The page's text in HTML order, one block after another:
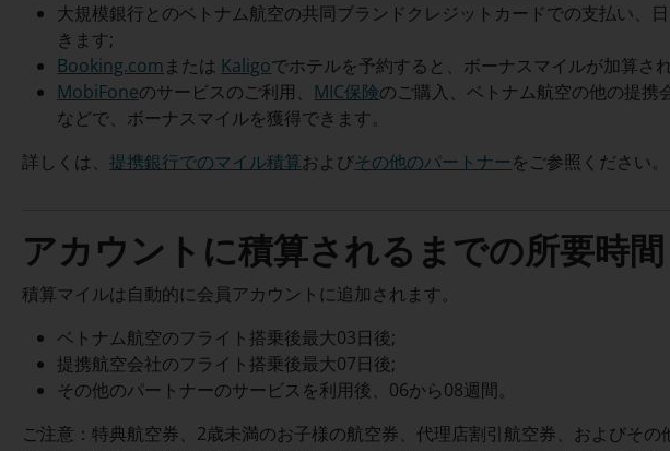
大規模銀行とのベトナム航空の共同ブランドクレジットカードでの支払い、
きます;
Booking.comまたは Kaligoでホテルを予約すると、ボーナスマイルが加算さ
MobiFoneのサービスのご利用、 MIC保険のご購入、ベトナム航空の他の提携
などで、ボーナスマイルを獲得できます。
詳しくは、提携銀行でのマイル積算およびその他のパートナーをご参照ください。
アカウントに積算されるまでの所要時間
積算マイルは自動的に会員アカウントに追加されます。
ベトナム航空のフライト搭乗後最大03日後;
提携航空会社のフライト搭乗後最大07日後;
その他のパートナーのサービスを利用後、06から08週間。
ご注意：特典航空券、2歳未満のお子様の航空券、代理店割引航空券、およびそ